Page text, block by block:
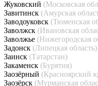
Жуковский (Московская
Завитинск (Амурская
Заводоуковск (Тюменская
Заволжск (Ивановская
Заволжье (Нижегородская
Задонск (Липецкая область)
Заинск (Татарстан)
Закаменск (Бурятия)
Заозёрный (Красноярский
Заозёрск (Мурманская